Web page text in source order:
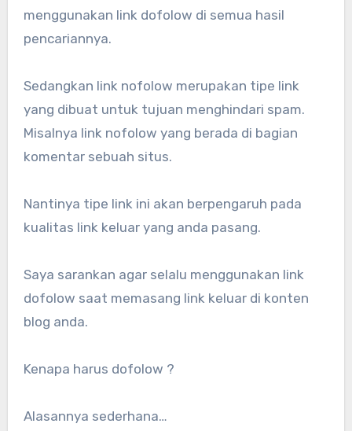
menggunakan link dofolow di semua hasil
pencariannya.
Sedangkan link nofolow merupakan tipe link
yang dibuat untuk tujuan menghindari spam.
Misalnya link nofolow yang berada di bagian
komentar sebuah situs.
Nantinya tipe link ini akan berpengaruh pada
kualitas link keluar yang anda pasang.
Saya sarankan agar selalu menggunakan link
dofolow saat memasang link keluar di konten
blog anda.
Kenapa harus dofolow ?
Alasannya sederhana…